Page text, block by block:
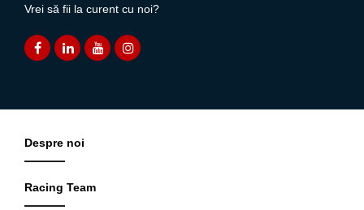
Vrei să fii la curent cu noi?
Despre noi
Racing Team